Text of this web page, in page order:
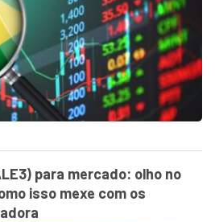
para mercado: olho no
isso mexe com os